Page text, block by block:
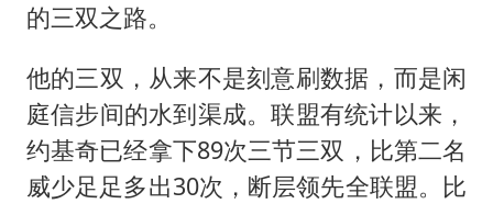
的三双之路。
他的三双，从来不是刻意刷数据，而是闲
庭信步间的水到渠成。联盟有统计以来，
约基奇已经拿下89次三节三双，比第二名
威少足足多出30次，断层领先全联盟。比